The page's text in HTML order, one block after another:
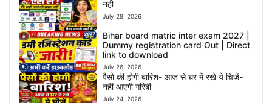
नहीं
July 28, 2026
Bihar board matric inter exam 2027 |
Dummy registration card Out | Direct
link to download
July 26, 2026
पैसो की होगी बारिश- आज से घर में रखे ये चिजें-
नहीं आएगी गरिबी
July 24, 2026